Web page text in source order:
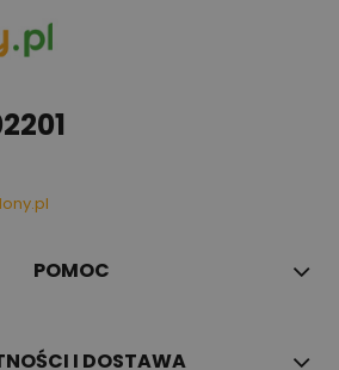
POMOC
I DOSTAWA